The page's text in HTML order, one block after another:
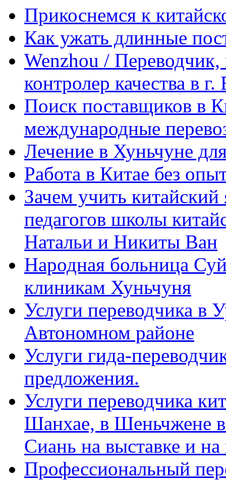
Прикоснемся к
Как ужать длинные
Wenzhou / Переводчик,
контролер качества в
Поиск поставщиков в
международные
Лечение в Хуньчуне
Работа в Китае без
Зачем учить
педагогов школы
Натальи и Никиты Ван
Народная больница
клиникам Хуньчуня
Услуги переводчика в
Автономном районе
Услуги гида-
предложения.
Услуги переводчика
Шанхае, в Шеньчжене
Сиань на выставке и
Профессиональный